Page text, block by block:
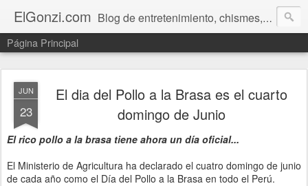
ElGonzi.com Blog de entretenimiento, chismes, humor, farándula, curiosidades, ovnis, noticias calientes, fotos, videos, paranormal y ¡más!
Página Principal
JUN
23
El dia del Pollo a la Brasa es el cuarto
domingo de Junio
El rico pollo a la brasa tiene ahora un día oficial...
El Ministerio de Agricultura ha declarado el cuatro domingo de junio
de cada año como el Día del Pollo a la Brasa en todo el Perú.